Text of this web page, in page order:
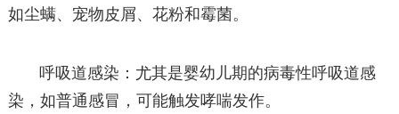
如尘螨、宠物皮屑、花粉和霉菌。
呼吸道感染：尤其是婴幼儿期的病毒性呼吸道感
染，如普通感冒，可能触发哮喘发作。